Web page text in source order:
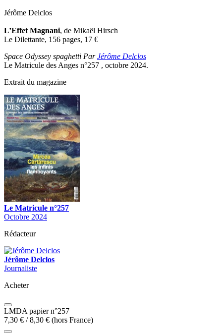
Jérôme Delclos
L’Effet Magnani, de Mikaël Hirsch
Le Dilettante, 156 pages, 17 €
Space Odyssey spaghetti ParJérôme Delclos
Le Matricule des Anges n°257 , octobre 2024.
Extrait du magazine
Le Matricule n°257
Octobre 2024
Rédacteur
Jérôme Delclos
Journaliste
Acheter
LMDA papier n°257
7,30 € /8,30 € (hors France)